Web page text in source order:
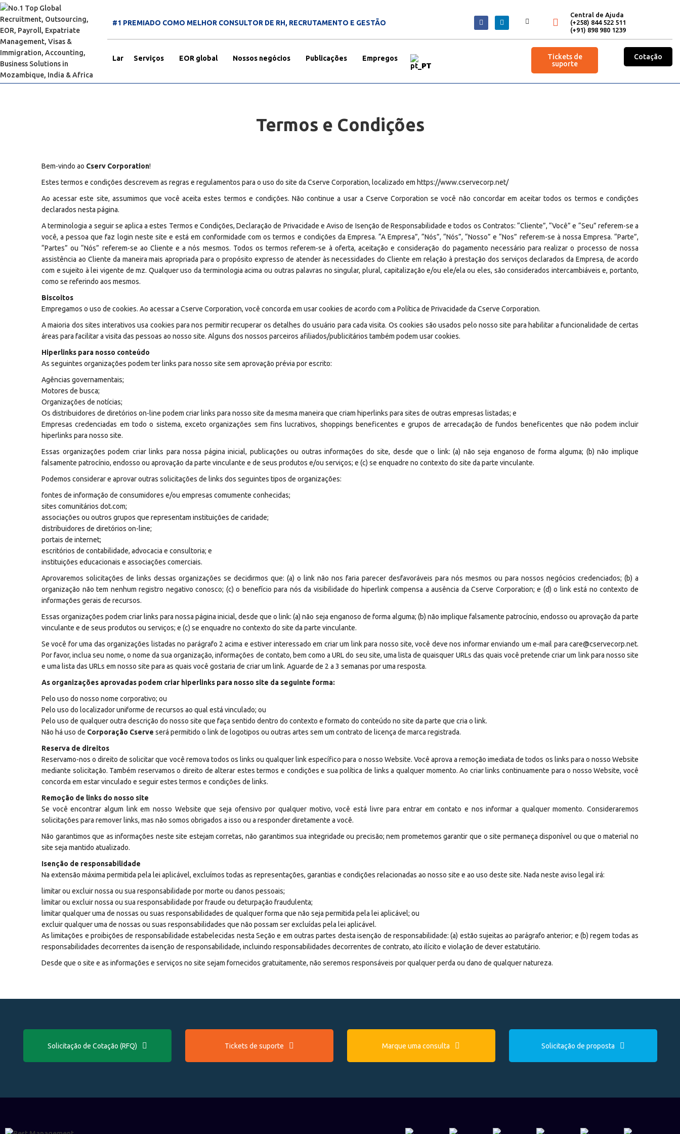
#1 PREMIADO COMO MELHOR CONSULTOR DE RH, RECRUTAMENTO E GESTÃO
Central de Ajuda
(+258) 844 522 511
(+91) 898 980 1239
Lar Serviços EOR global Nossos negócios Publicações
Empregos
PT
Tickets de
suporte
Cotação
Termos e Condições
Bem-vindo ao Cserv Corporation!
Estes termos e condições descrevem as regras e regulamentos para o uso do site da Cserve Corporation, localizado em https://www.cservecorp.net/
Ao acessar este site, assumimos que você aceita estes termos e condições. Não continue a usar a Cserve Corporation se você não concordar em aceitar todos os termos e condições
declarados nesta página.
A terminologia a seguir se aplica a estes Termos e Condições, Declaração de Privacidade e Aviso de Isenção de Responsabilidade e todos os Contratos: “Cliente”, “Você” e “Seu” referem-se a
você, a pessoa que faz login neste site e está em conformidade com os termos e condições da Empresa. “A Empresa”, “Nós”, “Nós”, “Nosso” e “Nos” referem-se à nossa Empresa. “Parte”,
“Partes” ou “Nós” referem-se ao Cliente e a nós mesmos. Todos os termos referem-se à oferta, aceitação e consideração do pagamento necessário para realizar o processo de nossa
assistência ao Cliente da maneira mais apropriada para o propósito expresso de atender às necessidades do Cliente em relação à prestação dos serviços declarados da Empresa, de acordo
com e sujeito à lei vigente de mz. Qualquer uso da terminologia acima ou outras palavras no singular, plural, capitalização e/ou ele/ela ou eles, são considerados intercambiáveis e, portanto,
como se referindo aos mesmos.
Biscoitos
Empregamos o uso de cookies. Ao acessar a Cserve Corporation, você concorda em usar cookies de acordo com a Política de Privacidade da Cserve Corporation.
A maioria dos sites interativos usa cookies para nos permitir recuperar os detalhes do usuário para cada visita. Os cookies são usados pelo nosso site para habilitar a funcionalidade de certas
áreas para facilitar a visita das pessoas ao nosso site. Alguns dos nossos parceiros afiliados/publicitários também podem usar cookies.
Hiperlinks para nosso conteúdo
As seguintes organizações podem ter links para nosso site sem aprovação prévia por escrito:
Agências governamentais;
Motores de busca;
Organizações de notícias;
Os distribuidores de diretórios on-line podem criar links para nosso site da mesma maneira que criam hiperlinks para sites de outras empresas listadas; e
Empresas credenciadas em todo o sistema, exceto organizações sem fins lucrativos, shoppings beneficentes e grupos de arrecadação de fundos beneficentes que não podem incluir
hiperlinks para nosso site.
Essas organizações podem criar links para nossa página inicial, publicações ou outras informações do site, desde que o link: (a) não seja enganoso de forma alguma; (b) não implique
falsamente patrocínio, endosso ou aprovação da parte vinculante e de seus produtos e/ou serviços; e (c) se enquadre no contexto do site da parte vinculante.
Podemos considerar e aprovar outras solicitações de links dos seguintes tipos de organizações:
fontes de informação de consumidores e/ou empresas comumente conhecidas;
sites comunitários dot.com;
associações ou outros grupos que representam instituições de caridade;
distribuidores de diretórios on-line;
portais de internet;
escritórios de contabilidade, advocacia e consultoria; e
instituições educacionais e associações comerciais.
Aprovaremos solicitações de links dessas organizações se decidirmos que: (a) o link não nos faria parecer desfavoráveis para nós mesmos ou para nossos negócios credenciados; (b) a
organização não tem nenhum registro negativo conosco; (c) o benefício para nós da visibilidade do hiperlink compensa a ausência da Cserve Corporation; e (d) o link está no contexto de
informações gerais de recursos.
Essas organizações podem criar links para nossa página inicial, desde que o link: (a) não seja enganoso de forma alguma; (b) não implique falsamente patrocínio, endosso ou aprovação da parte
vinculante e de seus produtos ou serviços; e (c) se enquadre no contexto do site da parte vinculante.
Se você for uma das organizações listadas no parágrafo 2 acima e estiver interessado em criar um link para nosso site, você deve nos informar enviando um e-mail para care@cservecorp.net.
Por favor, inclua seu nome, o nome da sua organização, informações de contato, bem como a URL do seu site, uma lista de quaisquer URLs das quais você pretende criar um link para nosso site
e uma lista das URLs em nosso site para as quais você gostaria de criar um link. Aguarde de 2 a 3 semanas por uma resposta.
As organizações aprovadas podem criar hiperlinks para nosso site da seguinte forma:
Pelo uso do nosso nome corporativo; ou
Pelo uso do localizador uniforme de recursos ao qual está vinculado; ou
Pelo uso de qualquer outra descrição do nosso site que faça sentido dentro do contexto e formato do conteúdo no site da parte que cria o link.
Não há uso de Corporação Cserve será permitido o link de logotipos ou outras artes sem um contrato de licença de marca registrada.
Reserva de direitos
Reservamo-nos o direito de solicitar que você remova todos os links ou qualquer link específico para o nosso Website. Você aprova a remoção imediata de todos os links para o nosso Website
mediante solicitação. Também reservamos o direito de alterar estes termos e condições e sua política de links a qualquer momento. Ao criar links continuamente para o nosso Website, você
concorda em estar vinculado e seguir estes termos e condições de links.
Remoção de links do nosso site
Se você encontrar algum link em nosso Website que seja ofensivo por qualquer motivo, você está livre para entrar em contato e nos informar a qualquer momento. Consideraremos
solicitações para remover links, mas não somos obrigados a isso ou a responder diretamente a você.
Não garantimos que as informações neste site estejam corretas, não garantimos sua integridade ou precisão; nem prometemos garantir que o site permaneça disponível ou que o material no
site seja mantido atualizado.
Isenção de responsabilidade
Na extensão máxima permitida pela lei aplicável, excluímos todas as representações, garantias e condições relacionadas ao nosso site e ao uso deste site. Nada neste aviso legal irá:
limitar ou excluir nossa ou sua responsabilidade por morte ou danos pessoais;
limitar ou excluir nossa ou sua responsabilidade por fraude ou deturpação fraudulenta;
limitar qualquer uma de nossas ou suas responsabilidades de qualquer forma que não seja permitida pela lei aplicável; ou
excluir qualquer uma de nossas ou suas responsabilidades que não possam ser excluídas pela lei aplicável.
As limitações e proibições de responsabilidade estabelecidas nesta Seção e em outras partes desta isenção de responsabilidade: (a) estão sujeitas ao parágrafo anterior; e (b) regem todas as
responsabilidades decorrentes da isenção de responsabilidade, incluindo responsabilidades decorrentes de contrato, ato ilícito e violação de dever estatutário.
Desde que o site e as informações e serviços no site sejam fornecidos gratuitamente, não seremos responsáveis por qualquer perda ou dano de qualquer natureza.
Solicitação de Cotação (RFQ) Tickets de suporte Marque uma consulta Solicitação de proposta